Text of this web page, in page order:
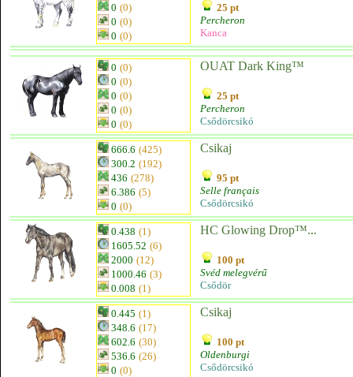
0 (0)
0 (0)
0 (0)
25 pt
Percheron
Kanca
0 (0)
0 (0)
0 (0)
0 (0)
0 (0)
OUAT Dark King™
25 pt
Percheron
Csődörcsikó
666.6 (425)
300.2 (192)
436 (278)
6.386 (5)
0 (0)
Csikaj
95 pt
Selle français
Csődörcsikó
0.438 (1)
1605.52 (6)
2000 (12)
1000.46 (3)
0.008 (1)
HC Glowing Drop™...
100 pt
Svéd melegvérű
Csődör
0.445 (1)
348.6 (17)
602.6 (30)
536.6 (26)
0 (0)
Csikaj
100 pt
Oldenburgi
Csődörcsikó